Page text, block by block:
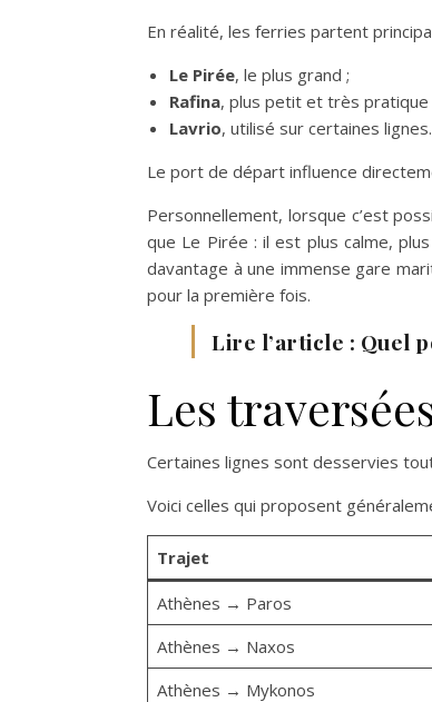
En réalité, les ferries partent
Le Pirée, le plus grand ;
Rafina, plus petit et très pratique
Lavrio, utilisé sur certaines lignes.
Le port de départ influence
Personnellement, lorsque c’est
que Le Pirée : il est plus calme,
davantage à une immense gare
pour la première fois.
Lire l’article : Quel
Les
Certaines lignes sont desservies
Voici celles qui proposent
Trajet
Athènes → Paros
Athènes → Naxos
Athènes → Mykonos